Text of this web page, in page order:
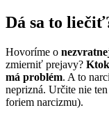
Dá sa to
Hovoríme o
zmierniť prejavy?
má problém. A to
neprizná. Určite nie
foriem narcizmu).